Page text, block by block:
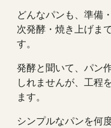
どんなパンも、準備
次発酵・焼き上げま
す。
発酵と聞いて、パン
しれませんが、工程
ます。
シンプルなパンを何